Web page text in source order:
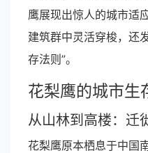
鹰展现出惊人的城市适
建筑群中灵活穿梭，还
存法则”。
花梨鹰的城市生
从山林到高楼：迁
花梨鹰原本栖息于中国